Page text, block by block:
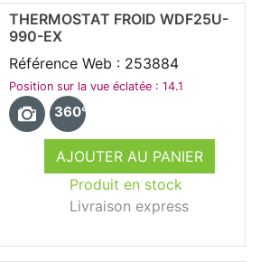
AJOUTER AU PANIER
Produit en stock
Livraison express
THERMOSTAT FROID WDF25U-
990-EX
Référence Web : 253884
Position sur la vue éclatée : 14.1
360°